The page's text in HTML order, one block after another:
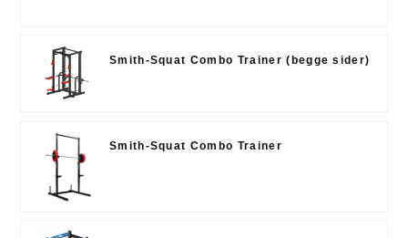
Smith-Squat Combo Trainer (begge sider)
Smith-Squat Combo Trainer